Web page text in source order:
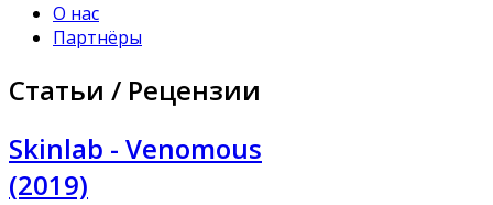
О нас
Партнёры
Статьи / Рецензии
Skinlab - Venomous
(2019)